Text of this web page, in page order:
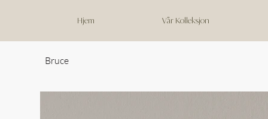
Hjem Vår Kolleksjon
Bruce